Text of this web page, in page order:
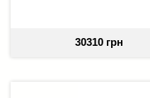
30310 грн